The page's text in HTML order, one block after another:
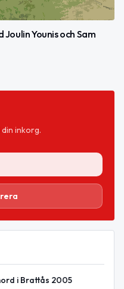
Younis och Sam
inkorg.
i Brattås 2005